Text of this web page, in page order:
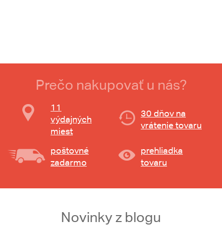
Prečo nakupovať u nás?
11
výdajných
miest
30 dňov na
vrátenie tovaru
poštovné
zadarmo
prehliadka
tovaru
Novinky z blogu